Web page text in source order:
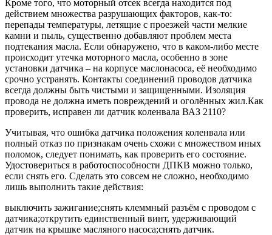
Кроме того, что моторный отсек всегда находится под
действием множества разрушающих факторов, как-то:
перепады температуры, летящие с проезжей части мелкие
камни и пыль, существенно добавляют проблем места
подтекания масла. Если обнаружено, что в каком-либо месте
происходит утечка моторного масла, особенно в зоне
установки датчика – на корпусе маслонасоса, её необходимо
срочно устранять. Контакты соединений проводов датчика
всегда должны быть чистыми и защищенными. Изоляция
провода не должна иметь повреждений и оголённых жил.Как
проверить, исправен ли датчик коленвала ВАЗ 2110?
Учитывая, что ошибка датчика положения коленвала или
полный отказ по признакам очень схожи с множеством иных
поломок, следует понимать, как проверить его состояние.
Удостовериться в работоспособности ДПКВ можно только,
если снять его. Сделать это совсем не сложно, необходимо
лишь выполнить такие действия:
выключить зажигание;снять клеммный разъём с проводом с
датчика;открутить единственный винт, удерживающий
датчик на крышке масляного насоса;снять датчик.